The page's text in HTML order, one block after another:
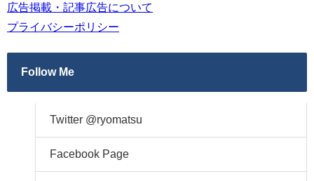
広告掲載・記事広告について
プライバシーポリシー
Follow Me
Twitter @ryomatsu
Facebook Page